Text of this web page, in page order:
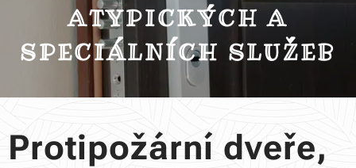
ATYPICKÝCH A
SPECIÁLNÍCH SLUŽEB
Protipožární dveře,